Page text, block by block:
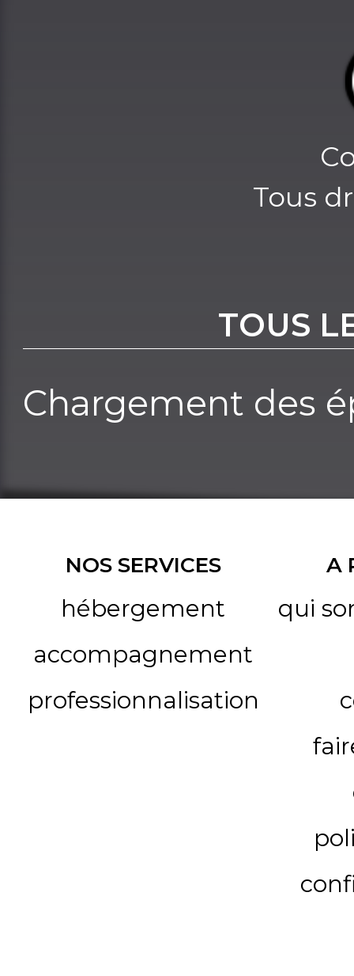
Tous
TOUS
Chargement des
NOS SERVICES
hébergement
accompagnement
professionnalisation
A
qui